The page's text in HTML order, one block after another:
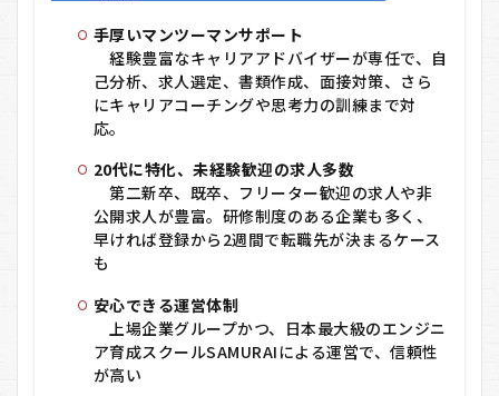
流
5.1
ステ
ップ
式サ
イト
から
無料
相談
を予
る
5.2
ステ
ップ
手厚いマンツーマンサポート
経験豊富なキャリアアドバイザーが専任で、自
己分析、求人選定、書類作成、面接対策、さら
にキャリアコーチングや思考力の訓練まで対
応。
20代に特化、未経験歓迎の求人多数
第二新卒、既卒、フリーター歓迎の求人や非
公開求人が豊富。研修制度のある企業も多く、
早ければ登録から2週間で転職先が決まるケース
も
安心できる運営体制
上場企業グループかつ、日本最大級のエンジニ
ア育成スクールSAMURAIによる運営で、信頼性
が高い